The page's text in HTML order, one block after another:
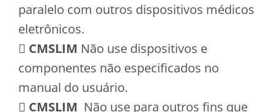
paralelo com outros dispositivos médicos
eletrônicos.
 CMSLIM Não use dispositivos e
componentes não especificados no
manual do usuário.
 CMSLIM Não use para outros fins que